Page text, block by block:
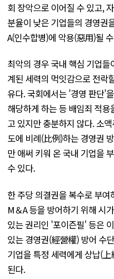
회 장악으로 이어질 수 있고,
분율이 낮은 기업들의 경영권
A(인수합병)에 악용(惡用)될
최악의 경우 국내 핵심 기업
계된 세력의 먹잇감으로 전락
유다. 국회에서는 '경영 판단'
해당하게 하는 등 배임죄 적
고 있지만 충분하지 않다. 소
도에 비례(比例)하는 경영권
만 애써 키워 온 국내 기업을
수 있다.
한 주당 의결권을 복수로 부
M＆A 등을 방어하기 위해 시
있는 권리인 '포이즌필' 등은
있는 경영권(經營權) 방어 수
기업을 특정 세력에게 상납(
된다.